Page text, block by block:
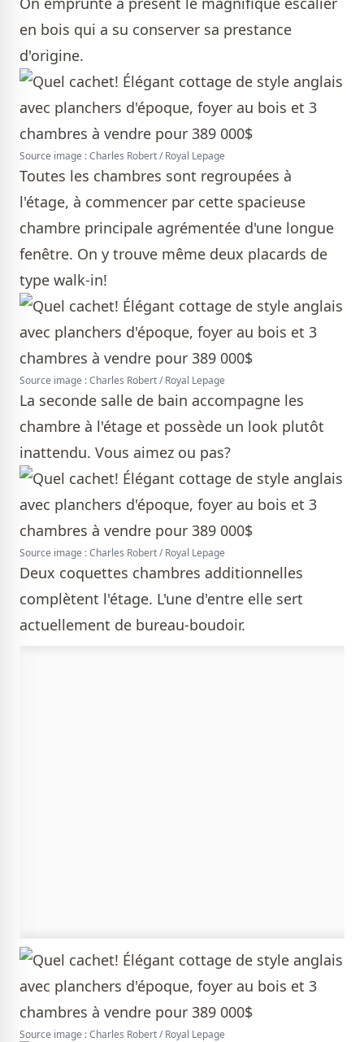
en bois qui a su conserver sa prestance
d'origine.
Source image : Charles Robert / Royal Lepage
Toutes les chambres sont regroupées à
l'étage, à commencer par cette spacieuse
chambre principale agrémentée d'une longue
fenêtre. On y trouve même deux placards de
type walk-in!
Source image : Charles Robert / Royal Lepage
La seconde salle de bain accompagne les
chambre à l'étage et possède un look plutôt
inattendu. Vous aimez ou pas?
Source image : Charles Robert / Royal Lepage
Deux coquettes chambres additionnelles
complètent l'étage. L'une d'entre elle sert
actuellement de bureau-boudoir.
Source image : Charles Robert / Royal Lepage